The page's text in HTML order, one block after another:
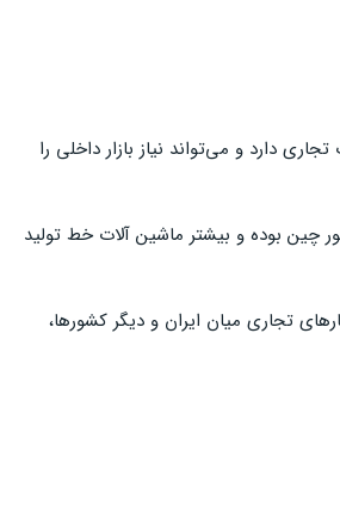
دارد و می‌تواند نیاز بازار داخلی را
چین بوده و بیشتر ماشین آلات خط تولید
تجاری میان ایران و دیگر کشورها،